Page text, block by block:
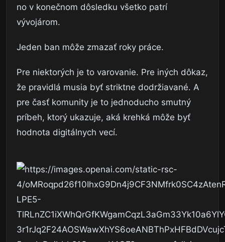
no v konečnom dôsledku všetko patrí
vývojárom.
Jeden ban môže zmazať roky práce.
Pre niektorých je to varovanie. Pre iných dôkaz,
že pravidlá musia byť striktne dodržiavané. A
pre časť komunity je to jednoducho smutný
príbeh, ktorý ukazuje, aká krehká môže byť
hodnota digitálnych vecí.